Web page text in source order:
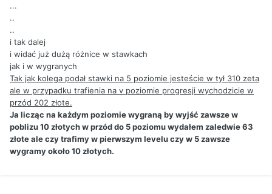
...
..
..
i tak dalej
i widać już dużą różnice w stawkach
jak i w wygranych
Tak jak kolega podał stawki na 5 poziomie jesteście w tył 310 zeta
ale w przypadku trafienia na v poziomie progresji wychodzicie w
przód 202 złote.
Ja licząc na każdym poziomie wygraną by wyjść zawsze w
poblizu 10 złotych w przód do 5 poziomu wydałem zaledwie 63
złote ale czy trafimy w pierwszym levelu czy w 5 zawsze
wygramy około 10 złotych.